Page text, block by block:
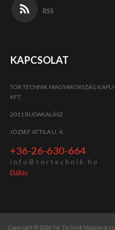
RSS
KAPCSOLAT
TOR TECHNIK MAGYARORSZÁG
KFT.
2011 BUDAKALÁSZ
JÓZSEF ATTILA U. 4.
+36-26-630-664
i n f o @ t o r t e c h n i k . h u
Elállás
Copyright © 2026 Tor Technik